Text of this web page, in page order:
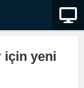
için yeni